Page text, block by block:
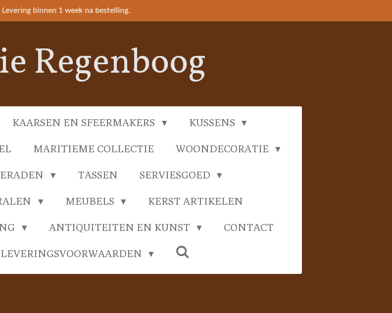
Levering binnen 1 week na bestelling.
Regenboog
KAARSEN EN SFEERMAKERS KUSSENS
MARITIEME COLLECTIE WOONDECORATIE
TASSEN SERVIESGOED
MEUBELS KERST ARTIKELEN
ANTIQUITEITEN EN KUNST CONTACT